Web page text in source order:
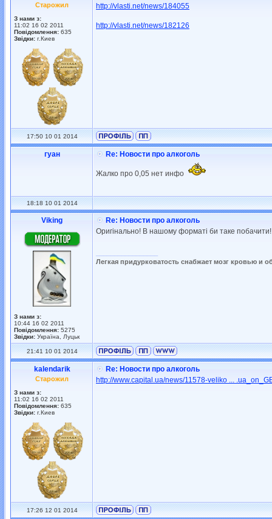
Старожил
З нами з:
11:02 16 02 2011
Повідомлення: 635
Звідки: г.Киев
http://vlasti.net/news/184055
http://vlasti.net/news/182126
17:50 10 01 2014
гуан Re: Новости про алкоголь
Жалко про 0,05 нет инфо
18:18 10 01 2014
Viking
З нами з:
10:44 16 02 2011
Повідомлення: 5275
Звідки: Україна, Луцьк
Re: Новости про алкоголь
Оригінально! В нашому форматі би таке
Легкая придурковатость снабжает мозг кровью и
21:41 10 01 2014
kalendarik
Старожил
З нами з:
11:02 16 02 2011
Повідомлення: 635
Звідки: г.Киев
Re: Новости про алкоголь
http://www.capital.ua/news/11578-veliko ...
17:26 12 01 2014